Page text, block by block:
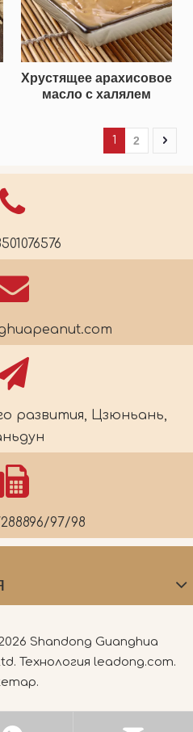
Хрустящее арахисовое
масло с халялем
1 2
развития, Цзюньань,
97/98
Shandong Guanghua
Технология leadong.com.
.